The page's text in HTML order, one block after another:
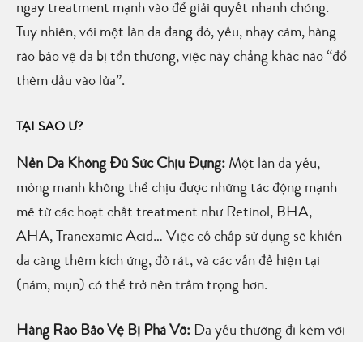
ngay treatment mạnh vào để giải quyết nhanh chóng.
Tuy nhiên, với một làn da đang đỏ, yếu, nhạy cảm, hàng
rào bảo vệ da bị tổn thương, việc này chẳng khác nào “đổ
thêm dầu vào lửa”.
TẠI SAO Ư?
Nền Da Không Đủ Sức Chịu Đựng: Một làn da yếu,
mỏng manh không thể chịu được những tác động mạnh
mẽ từ các hoạt chất treatment như Retinol, BHA,
AHA, Tranexamic Acid… Việc cố chấp sử dụng sẽ khiến
da càng thêm kích ứng, đỏ rát, và các vấn đề hiện tại
(nám, mụn) có thể trở nên trầm trọng hơn.
Hàng Rào Bảo Vệ Bị Phá Vỡ: Da yếu thường đi kèm với